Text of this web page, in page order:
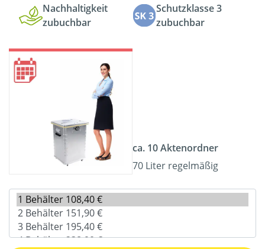
Nachhaltigkeit
zubuchbar
Schutzklasse 3
zubuchbar
ca. 10 Aktenordner
70 Liter regelmäßig